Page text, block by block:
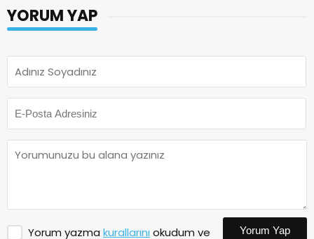
YORUM YAP
Yorum yazma kurallarını okudum ve
Yorum Yap